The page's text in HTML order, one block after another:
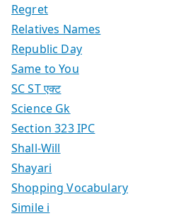
Regret
Relatives Names
Republic Day
Same to You
SC ST एक्ट
Science Gk
Section 323 IPC
Shall-Will
Shayari
Shopping Vocabulary
Simile i